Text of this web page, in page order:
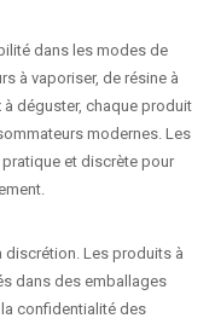
dans les modes de
à vaporiser, de résine à
à déguster, chaque produit
modernes. Les
et discrète pour
discrétion. Les produits à
dans des emballages
confidentialité des